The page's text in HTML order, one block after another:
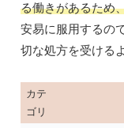
る働きがあるため
安易に服用するの
切な処方を受ける
カテ
ゴリ